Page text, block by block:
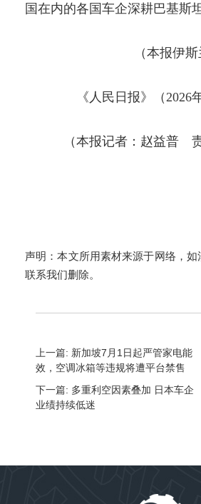
国在内的各国车企深耕巴基斯
（本报伊斯
《人民日报》（2026年
（本报记者：赵益普
声明：本文所用素材来源于网络，
联系我们删除。
上一篇: 新加坡7月1日起严管家电能
效，空调冰箱等违规将遭平台禁售
下一篇: 多重利空因素叠加 日本车企
业绩持续低迷